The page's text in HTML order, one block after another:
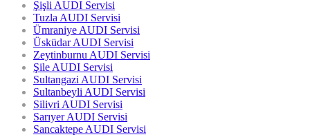
Şişli AUDI Servisi
Tuzla AUDI Servisi
Ümraniye AUDI Servisi
Üsküdar AUDI Servisi
Zeytinburnu AUDI Servisi
Şile AUDI Servisi
Sultangazi AUDI Servisi
Sultanbeyli AUDI Servisi
Silivri AUDI Servisi
Sarıyer AUDI Servisi
Sancaktepe AUDI Servisi